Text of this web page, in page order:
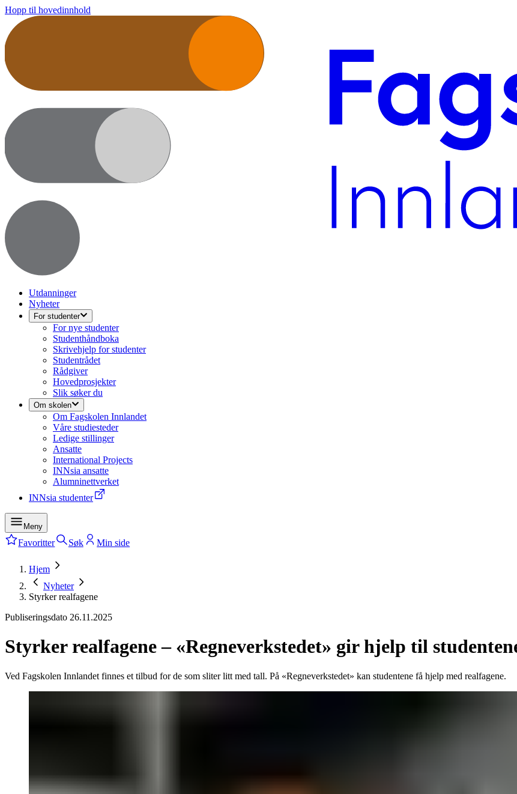
Hopp til hovedinnhold
Utdanninger
Nyheter
For studenter
For nye studenter
Studenthåndboka
Skrivehjelp for studenter
Studentrådet
Rådgiver
Hovedprosjekter
Slik søker du
Om skolen
Om Fagskolen Innlandet
Våre studiesteder
Ledige stillinger
Ansatte
International Projects
INNsia ansatte
Alumninettverket
INNsia studenter
Meny
Favoritter Søk Min side
Hjem
Nyheter
Styrker realfagene
Publiseringsdato 26.11.2025
Styrker realfagene – «Regneverkstedet» gir hjelp til
Ved Fagskolen Innlandet finnes et tilbud for de som sliter litt med tall. På «Regneverkstedet» kan studentene få hjelp med realfagene.